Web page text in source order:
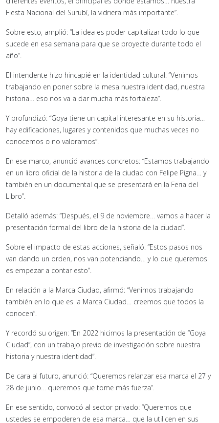
Fiesta Nacional del Surubí, la vidriera más importante”.
Sobre esto, amplió: “La idea es poder capitalizar todo lo que
sucede en esa semana para que se proyecte durante todo el
año”.
El intendente hizo hincapié en la identidad cultural: “Venimos
trabajando en poner sobre la mesa nuestra identidad, nuestra
historia… eso nos va a dar mucha más fortaleza”.
Y profundizó: “Goya tiene un capital interesante en su historia…
hay edificaciones, lugares y contenidos que muchas veces no
conocemos o no valoramos”.
En ese marco, anunció avances concretos: “Estamos trabajando
en un libro oficial de la historia de la ciudad con Felipe Pigna… y
también en un documental que se presentará en la Feria del
Libro”.
Detalló además: “Después, el 9 de noviembre… vamos a hacer la
presentación formal del libro de la historia de la ciudad”.
Sobre el impacto de estas acciones, señaló: “Estos pasos nos
van dando un orden, nos van potenciando… y lo que queremos
es empezar a contar esto”.
En relación a la Marca Ciudad, afirmó: “Venimos trabajando
también en lo que es la Marca Ciudad… creemos que todos la
conocen”.
Y recordó su origen: “En 2022 hicimos la presentación de “Goya
Ciudad”, con un trabajo previo de investigación sobre nuestra
historia y nuestra identidad”.
De cara al futuro, anunció: “Queremos relanzar esa marca el 27 y
28 de junio… queremos que tome más fuerza”.
En ese sentido, convocó al sector privado: “Queremos que
ustedes se empoderen de esa marca… que la utilicen en sus